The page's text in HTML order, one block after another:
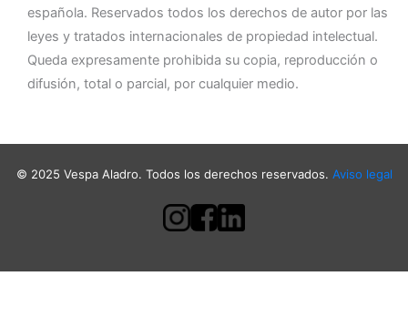
española. Reservados todos los derechos de autor por las
leyes y tratados internacionales de propiedad intelectual.
Queda expresamente prohibida su copia, reproducción o
difusión, total o parcial, por cualquier medio.
© 2025 Vespa Aladro. Todos los derechos reservados. Aviso legal